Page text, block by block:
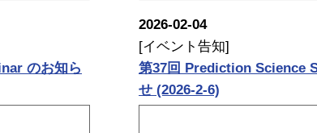
のお知ら
2026-02-04
[イベント告知]
第37回 Prediction Science
せ (2026-2-6)